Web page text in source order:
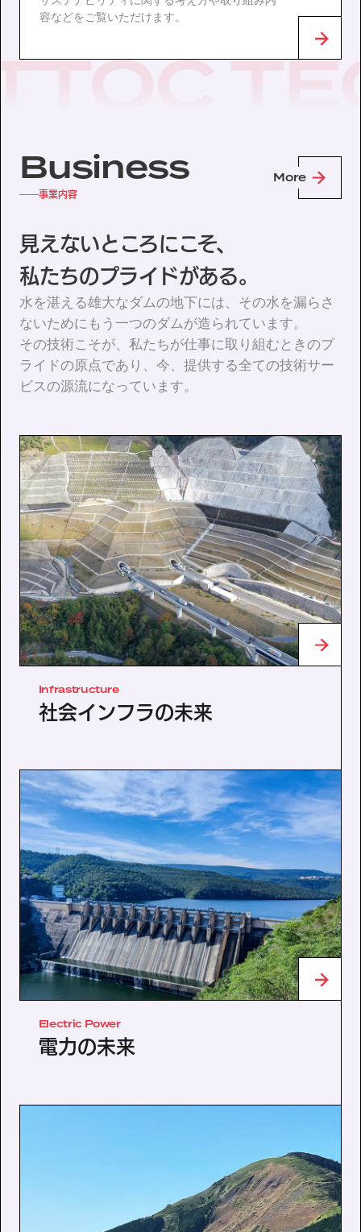
容などをご覧いただけます。
Business
事業内容
More
見えないところにこそ、
私たちのプライドがある。
水を湛える雄大なダムの地下には、その水を漏らさ
ないためにもう一つのダムが造られています。
その技術こそが、私たちが仕事に取り組むときのプ
ライドの原点であり、今、提供する全ての技術サー
ビスの源流になっています。
Infrastructure
社会インフラの未来
Electric Power
電力の未来